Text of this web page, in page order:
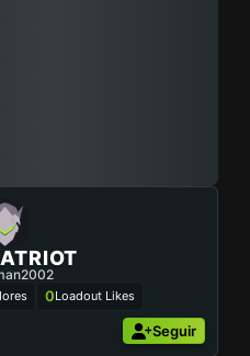
0Loadout Likes
Seguir